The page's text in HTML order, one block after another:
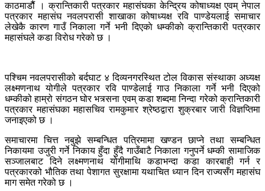
काठमाडौैं । क्रान्तिकारी पत्रकार महासंघका केन्द्रिय कोषाध्यक्ष एवम् नेपाल
पत्रकार महासंघ नवलपरासी शाखाका कोषाध्यक्ष रवि पाण्डेयलाई समाचार
लेखेकै कारण गाउँ निकाला गर्ने भनी दिएकाे धम्कीकाे क्रान्तिकारी पत्रकार
महासंघले कडा विराेध गरेको छ ।
पश्चिम नवलपरासीको बर्दघाट ४ दिव्यनगरस्थित टोल विकास संस्थाका अध्यक्ष
लक्ष्मणनाथ योगीले पत्रकार रवि पाण्डेलाई गाउ निकाला गर्ने भनी दिएको
धम्कीको हाम्रो संगठन घोर भत्र्सना एवम् कडा शब्दमा निन्दा गरेको क्रान्तिकारी
पत्रकार महासंघका महासचिव रामकुमार श्रेष्ठद्वारा शुक्रबार जारी विज्ञप्तिमा
जनाइएको छ ।
समाचारमा चित्त नबुझे सम्बन्धित पत्रिमामा खण्डन छाप्ने तथा सम्बन्धित
निकायमा उजुरी गर्ने निकाय हुँदा हुँदै गाउँबाटै निकाला गनुपर्ने धम्की सामाजिक
सञ्जालबाट दिने लक्ष्मणनाथ योगीमाथि कडाभन्दा कडा कारबाही गर्न र
पत्रकारको भौतिक तथा पेशागत सुरक्षामा यथाचित ध्यान दिन राज्यसँग महासंघ
माग समेत गरेको छ ।